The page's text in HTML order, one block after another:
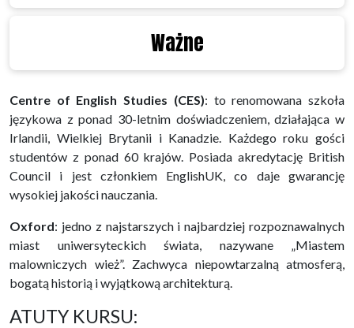
Ważne
Centre of English Studies (CES): to renomowana szkoła
językowa z ponad 30-letnim doświadczeniem, działająca w
Irlandii, Wielkiej Brytanii i Kanadzie. Każdego roku gości
studentów z ponad 60 krajów. Posiada akredytację British
Council i jest członkiem EnglishUK, co daje gwarancję
wysokiej jakości nauczania.
Oxford: jedno z najstarszych i najbardziej rozpoznawalnych
miast uniwersyteckich świata, nazywane „Miastem
malowniczych wież”. Zachwyca niepowtarzalną atmosferą,
bogatą historią i wyjątkową architekturą.
ATUTY KURSU: